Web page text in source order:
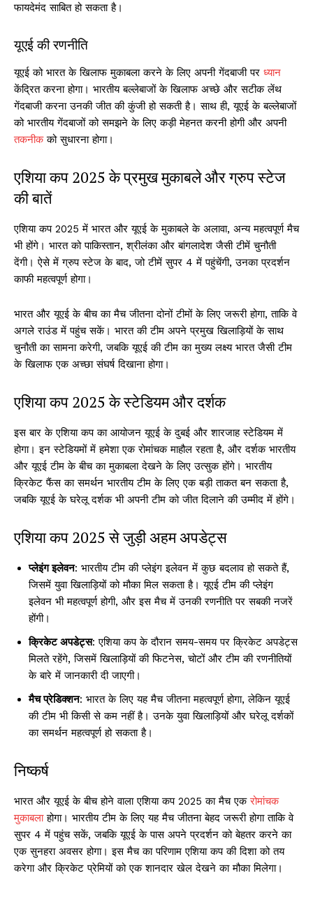
फायदेमंद साबित हो सकता है।
यूएई की रणनीति
यूएई को भारत के खिलाफ मुकाबला करने के लिए अपनी गेंदबाजी पर ध्यान
केंद्रित करना होगा। भारतीय बल्लेबाजों के खिलाफ अच्छे और सटीक लेंथ
गेंदबाजी करना उनकी जीत की कुंजी हो सकती है। साथ ही, यूएई के बल्लेबाजों
को भारतीय गेंदबाजों को समझने के लिए कड़ी मेहनत करनी होगी और अपनी
तकनीकको सुधारना होगा।
एशिया कप 2025 के प्रमुख मुकाबले और ग्रुप स्टेज
की बातें
एशिया कप 2025 में भारत और यूएई के मुकाबले के अलावा, अन्य महत्वपूर्ण मैच
भी होंगे। भारत को पाकिस्तान, श्रीलंका और बांगलादेश जैसी टीमें चुनौती
देंगी। ऐसे में ग्रुप स्टेज के बाद, जो टीमें सुपर 4 में पहुंचेंगी, उनका प्रदर्शन
काफी महत्वपूर्ण होगा।
भारत और यूएई के बीच का मैच जीतना दोनों टीमों के लिए जरूरी होगा, ताकि वे
अगले राउंड में पहुंच सकें। भारत की टीम अपने प्रमुख खिलाड़ियों के साथ
चुनौती का सामना करेगी, जबकि यूएई की टीम का मुख्य लक्ष्य भारत जैसी टीम
के खिलाफ एक अच्छा संघर्ष दिखाना होगा।
एशिया कप 2025 के स्टेडियम और दर्शक
इस बार के एशिया कप का आयोजन यूएई के दुबई और शारजाह स्टेडियम में
होगा। इन स्टेडियमों में हमेशा एक रोमांचक माहौल रहता है, और दर्शक भारतीय
और यूएई टीम के बीच का मुकाबला देखने के लिए उत्सुक होंगे। भारतीय
क्रिकेट फैंस का समर्थन भारतीय टीम के लिए एक बड़ी ताकत बन सकता है,
जबकि यूएई के घरेलू दर्शक भी अपनी टीम को जीत दिलाने की उम्मीद में होंगे।
एशिया कप 2025 से जुड़ी अहम अपडेट्स
प्लेइंग इलेवन: भारतीय टीम की प्लेइंग इलेवन में कुछ बदलाव हो सकते हैं,
जिसमें युवा खिलाड़ियों को मौका मिल सकता है। यूएई टीम की प्लेइंग
इलेवन भी महत्वपूर्ण होगी, और इस मैच में उनकी रणनीति पर सबकी नजरें
होंगी।
क्रिकेट अपडेट्स: एशिया कप के दौरान समय-समय पर क्रिकेट अपडेट्स
मिलते रहेंगे, जिसमें खिलाड़ियों की फिटनेस, चोटों और टीम की रणनीतियों
के बारे में जानकारी दी जाएगी।
मैच प्रेडिक्शन: भारत के लिए यह मैच जीतना महत्वपूर्ण होगा, लेकिन यूएई
की टीम भी किसी से कम नहीं है। उनके युवा खिलाड़ियों और घरेलू दर्शकों
का समर्थन महत्वपूर्ण हो सकता है।
निष्कर्ष
भारत और यूएई के बीच होने वाला एशिया कप 2025 का मैच एकरोमांचक
मुकाबलाहोगा। भारतीय टीम के लिए यह मैच जीतना बेहद जरूरी होगा ताकि वे
सुपर 4 में पहुंच सकें, जबकि यूएई के पास अपने प्रदर्शन को बेहतर करने का
एक सुनहरा अवसर होगा। इस मैच का परिणाम एशिया कप की दिशा को तय
करेगा और क्रिकेट प्रेमियों को एक शानदार खेल देखने का मौका मिलेगा।